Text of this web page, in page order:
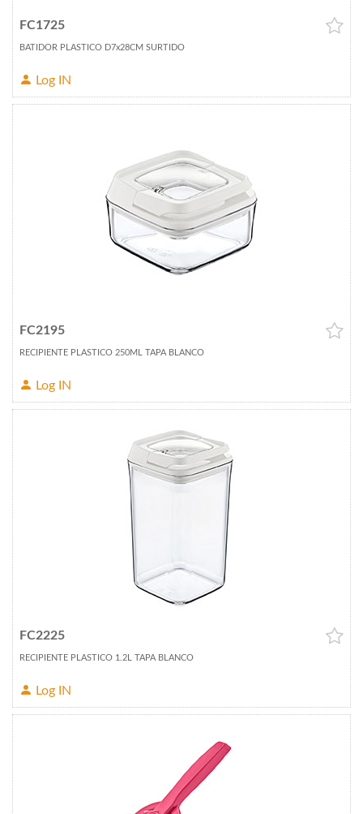
FC1725
BATIDOR PLASTICO D7x28CM SURTIDO
Log IN
FC2195
RECIPIENTE PLASTICO 250ML TAPA BLANCO
Log IN
FC2225
RECIPIENTE PLASTICO 1.2L TAPA BLANCO
Log IN